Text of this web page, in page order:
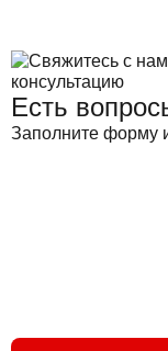
Есть
Заполните форму